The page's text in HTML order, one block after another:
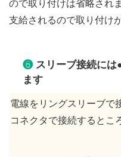
ので取り付けは省略され
支給されるので取り付け
❻スリーブ接続には
ます
電線をリングスリーブで
コネクタで接続するとこ